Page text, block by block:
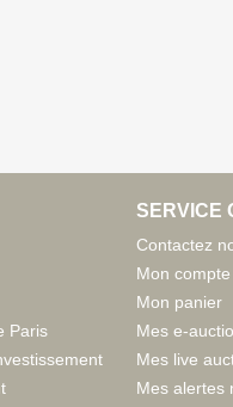
Paris
SERVICE
Contactez
Mon compte
Mon panier
Mes e-
Mes live
Mes alertes